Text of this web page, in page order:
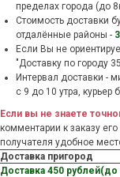
пределах города (до
Стоимость доставки
отдалённые районы -
Если Вы не
"Доставку по городу
Интервал доставки -
с 9 до 10 утра, курьер
Если вы не знаете
комментарии к заказу
получателя удобное
Доставка пригород
Доставка 450